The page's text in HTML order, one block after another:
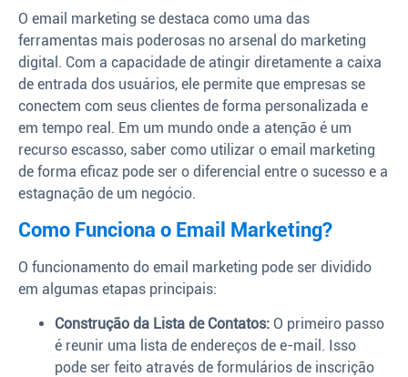
O email marketing se destaca como uma das
ferramentas mais poderosas no arsenal do marketing
digital. Com a capacidade de atingir diretamente a caixa
de entrada dos usuários, ele permite que empresas se
conectem com seus clientes de forma personalizada e
em tempo real. Em um mundo onde a atenção é um
recurso escasso, saber como utilizar o email marketing
de forma eficaz pode ser o diferencial entre o sucesso e a
estagnação de um negócio.
Como Funciona o Email Marketing?
O funcionamento do email marketing pode ser dividido
em algumas etapas principais:
Construção da Lista de Contatos: O primeiro passo
é reunir uma lista de endereços de e-mail. Isso
pode ser feito através de formulários de inscrição